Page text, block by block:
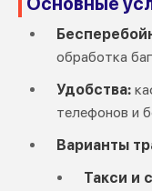
обработка
Удобства:
телефонов и
Варианты
Такси и